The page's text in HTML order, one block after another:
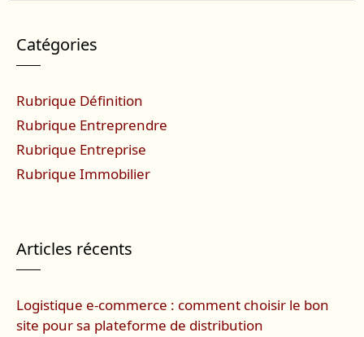
Catégories
Rubrique Définition
Rubrique Entreprendre
Rubrique Entreprise
Rubrique Immobilier
Articles récents
Logistique e-commerce : comment choisir le bon
site pour sa plateforme de distribution